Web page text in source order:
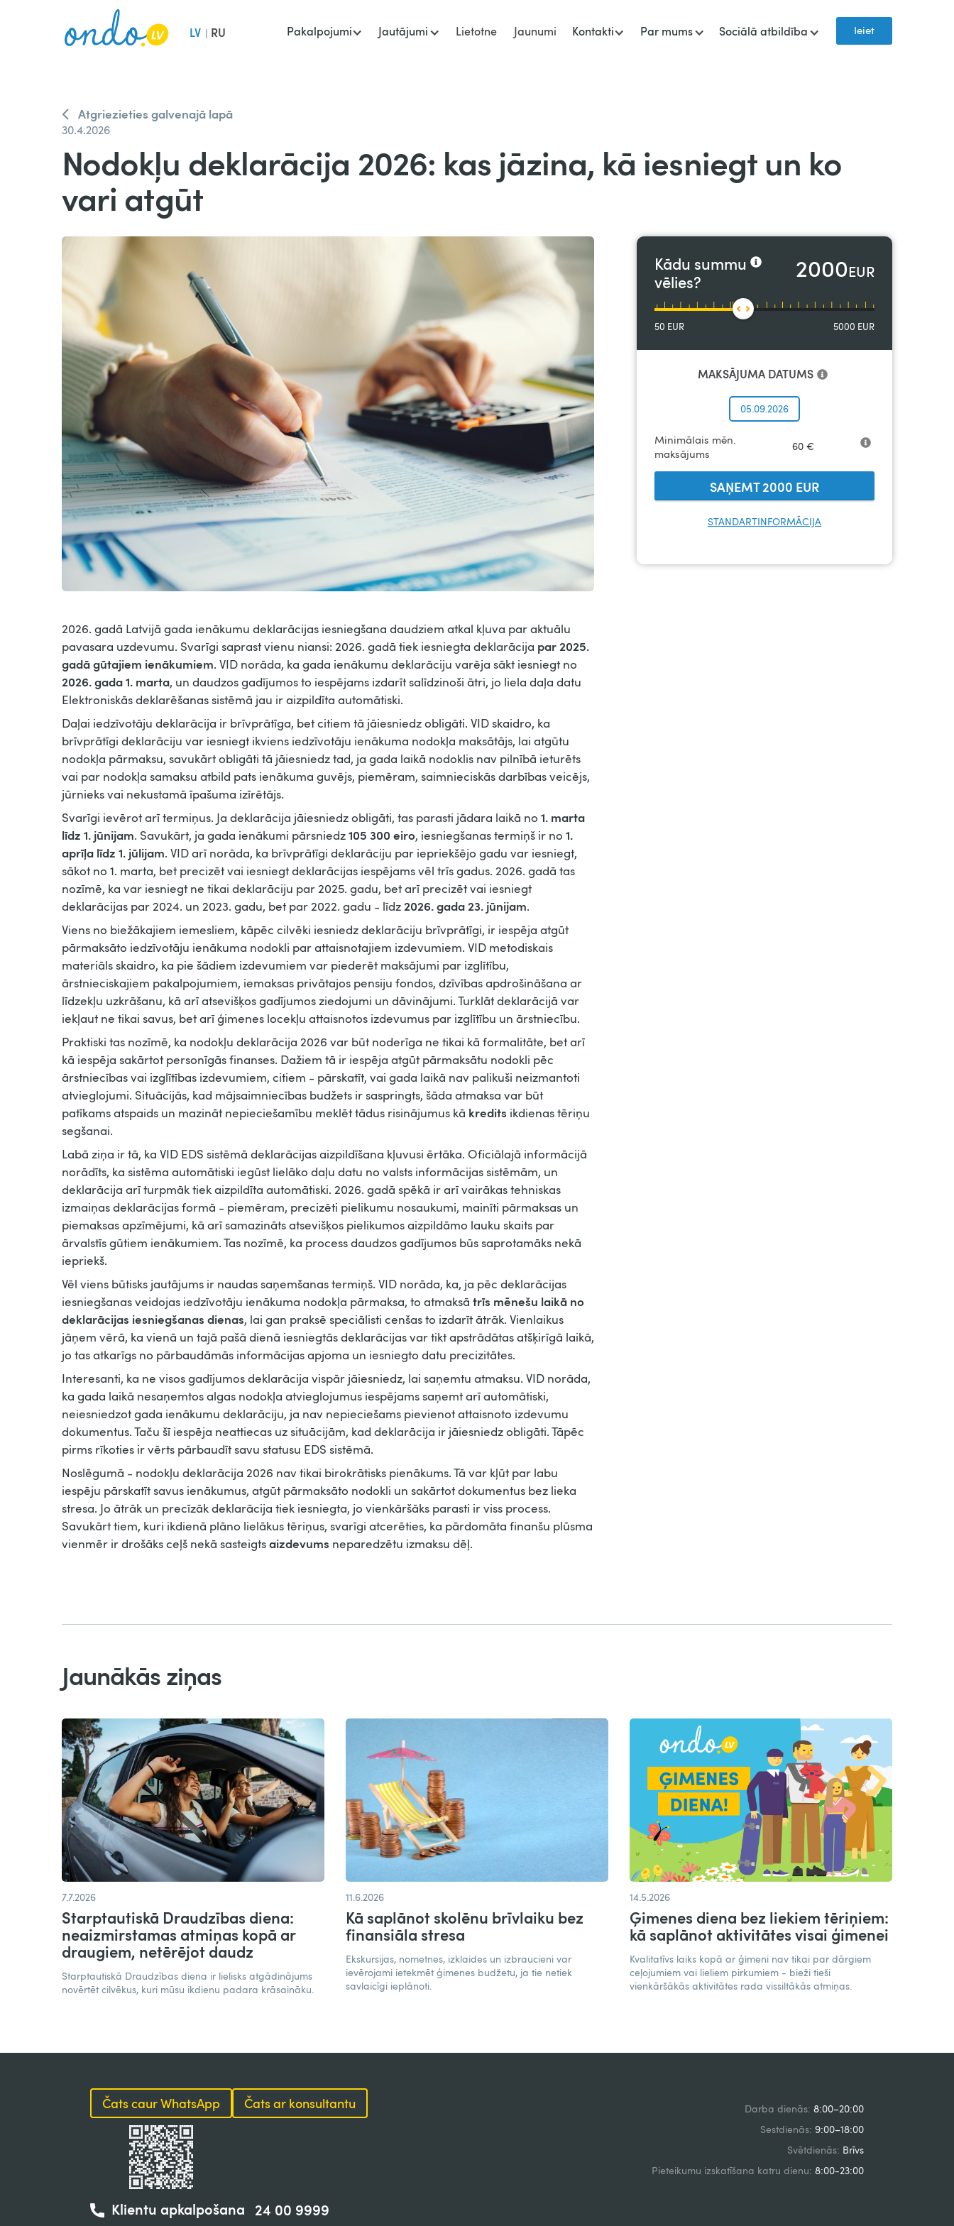
LV | RU Pakalpojumi Jautājumi Lietotne Jaunumi Kontakti Par mums Sociālā atbildība Ieiet
Atgriezieties galvenajā lapā
30.4.2026
Nodokļu deklarācija 2026: kas jāzina, kā iesniegt un ko
vari atgūt
2026. gadā Latvijā gada ienākumu deklarācijas iesniegšana daudziem atkal kļuva par aktuālu
pavasara uzdevumu. Svarīgi saprast vienu niansi: 2026. gadā tiek iesniegta deklarācija par 2025.
gadā gūtajiem ienākumiem. VID norāda, ka gada ienākumu deklarāciju varēja sākt iesniegt no
2026. gada 1. marta, un daudzos gadījumos to iespējams izdarīt salīdzinoši ātri, jo liela daļa datu
Elektroniskās deklarēšanas sistēmā jau ir aizpildīta automātiski.
Daļai iedzīvotāju deklarācija ir brīvprātīga, bet citiem tā jāiesniedz obligāti. VID skaidro, ka
brīvprātīgi deklarāciju var iesniegt ikviens iedzīvotāju ienākuma nodokļa maksātājs, lai atgūtu
nodokļa pārmaksu, savukārt obligāti tā jāiesniedz tad, ja gada laikā nodoklis nav pilnībā ieturēts
vai par nodokļa samaksu atbild pats ienākuma guvējs, piemēram, saimnieciskās darbības veicējs,
jūrnieks vai nekustamā īpašuma izīrētājs.
Svarīgi ievērot arī termiņus. Ja deklarācija jāiesniedz obligāti, tas parasti jādara laikā no 1. marta
līdz 1. jūnijam. Savukārt, ja gada ienākumi pārsniedz105 300 eiro, iesniegšanas termiņš ir no 1.
aprīļa līdz 1. jūlijam. VID arī norāda, ka brīvprātīgi deklarāciju par iepriekšējo gadu var iesniegt,
sākot no 1. marta, bet precizēt vai iesniegt deklarācijas iespējams vēl trīs gadus. 2026. gadā tas
nozīmē, ka var iesniegt ne tikai deklarāciju par 2025. gadu, bet arī precizēt vai iesniegt
deklarācijas par 2024. un 2023. gadu, bet par 2022. gadu - līdz2026. gada 23. jūnijam.
Viens no biežākajiem iemesliem, kāpēc cilvēki iesniedz deklarāciju brīvprātīgi, ir iespēja atgūt
pārmaksāto iedzīvotāju ienākuma nodokli par attaisnotajiem izdevumiem. VID metodiskais
materiāls skaidro, ka pie šādiem izdevumiem var piederēt maksājumi par izglītību,
ārstnieciskajiem pakalpojumiem, iemaksas privātajos pensiju fondos, dzīvības apdrošināšana ar
līdzekļu uzkrāšanu, kā arī atsevišķos gadījumos ziedojumi un dāvinājumi. Turklāt deklarācijā var
iekļaut ne tikai savus, bet arī ģimenes locekļu attaisnotos izdevumus par izglītību un ārstniecību.
Praktiski tas nozīmē, ka nodokļu deklarācija 2026 var būt noderīga ne tikai kā formalitāte, bet arī
kā iespēja sakārtot personīgās finanses. Dažiem tā ir iespēja atgūt pārmaksātu nodokli pēc
ārstniecības vai izglītības izdevumiem, citiem - pārskatīt, vai gada laikā nav palikuši neizmantoti
atvieglojumi. Situācijās, kad mājsaimniecības budžets ir saspringts, šāda atmaksa var būt
patīkams atspaids un mazināt nepieciešamību meklēt tādus risinājumus kā kredits ikdienas tēriņu
segšanai.
Labā ziņa ir tā, ka VID EDS sistēmā deklarācijas aizpildīšana kļuvusi ērtāka. Oficiālajā informācijā
norādīts, ka sistēma automātiski iegūst lielāko daļu datu no valsts informācijas sistēmām, un
deklarācija arī turpmāk tiek aizpildīta automātiski. 2026. gadā spēkā ir arī vairākas tehniskas
izmaiņas deklarācijas formā - piemēram, precizēti pielikumu nosaukumi, mainīti pārmaksas un
piemaksas apzīmējumi, kā arī samazināts atsevišķos pielikumos aizpildāmo lauku skaits par
ārvalstīs gūtiem ienākumiem. Tas nozīmē, ka process daudzos gadījumos būs saprotamāks nekā
iepriekš.
Vēl viens būtisks jautājums ir naudas saņemšanas termiņš. VID norāda, ka, ja pēc deklarācijas
iesniegšanas veidojas iedzīvotāju ienākuma nodokļa pārmaksa, to atmaksā trīs mēnešu laikā no
deklarācijas iesniegšanas dienas, lai gan praksē speciālisti cenšas to izdarīt ātrāk. Vienlaikus
jāņem vērā, ka vienā un tajā pašā dienā iesniegtās deklarācijas var tikt apstrādātas atšķirīgā laikā,
jo tas atkarīgs no pārbaudāmās informācijas apjoma un iesniegto datu precizitātes.
Interesanti, ka ne visos gadījumos deklarācija vispār jāiesniedz, lai saņemtu atmaksu. VID norāda,
ka gada laikā nesaņemtos algas nodokļa atvieglojumus iespējams saņemt arī automātiski,
neiesniedzot gada ienākumu deklarāciju, ja nav nepieciešams pievienot attaisnoto izdevumu
dokumentus. Taču šī iespēja neattiecas uz situācijām, kad deklarācija ir jāiesniedz obligāti. Tāpēc
pirms rīkoties ir vērts pārbaudīt savu statusu EDS sistēmā.
Noslēgumā - nodokļu deklarācija 2026 nav tikai birokrātisks pienākums. Tā var kļūt par labu
iespēju pārskatīt savus ienākumus, atgūt pārmaksāto nodokli un sakārtot dokumentus bez lieka
stresa. Jo ātrāk un precīzāk deklarācija tiek iesniegta, jo vienkāršāks parasti ir viss process.
Savukārt tiem, kuri ikdienā plāno lielākus tēriņus, svarīgi atcerēties, ka pārdomāta finanšu plūsma
vienmēr ir drošāks ceļš nekā sasteigtsaizdevums neparedzētu izmaksu dēļ.
Kādu summu
vēlies?
2000EUR
50 EUR 5000 EUR
MAKSĀJUMA DATUMS
05.09.2026
Minimālais mēn.
maksājums
60 €
SAŅEMT2000 EUR
STANDARTINFORMĀCIJA
Jaunākās ziņas
7.7.2026
Starptautiskā Draudzības diena:
neaizmirstamas atmiņas kopā ar
draugiem, netērējot daudz​
Starptautiskā Draudzības diena ir lielisks atgādinājums
novērtēt cilvēkus, kuri mūsu ikdienu padara krāsaināku.
11.6.2026
Kā saplānot skolēnu brīvlaiku bez
finansiāla stresa
Ekskursijas, nometnes, izklaides un izbraucieni var
ievērojami ietekmēt ģimenes budžetu, ja tie netiek
savlaicīgi ieplānoti.
14.5.2026
Ģimenes diena bez liekiem tēriņiem:
kā saplānot aktivitātes visai ģimenei
Kvalitatīvs laiks kopā ar ģimeni nav tikai par dārgiem
ceļojumiem vai lieliem pirkumiem - bieži tieši
vienkāršākās aktivitātes rada vissiltākās atmiņas.
Čats caur WhatsApp Čats ar konsultantu
Klientu apkalpošana 24 00 9999
Darba dienās: 8:00–20:00
Sestdienās: 9:00–18:00
Svētdienās: Brīvs
Pieteikumu izskatīšana katru dienu: 8:00-23:00